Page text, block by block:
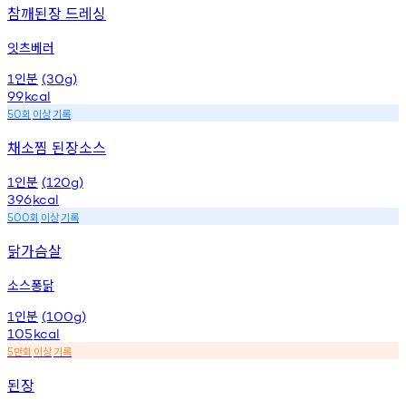
참깨된장 드레싱
잇츠베러
1 인분 (30g)
99kcal
50회 이상기록
채소찜 된장소스
1 인분 (120g)
396kcal
500회 이상기록
닭가슴살
소스퐁닭
1 인분 (100g)
105kcal
5만회 이상기록
된장